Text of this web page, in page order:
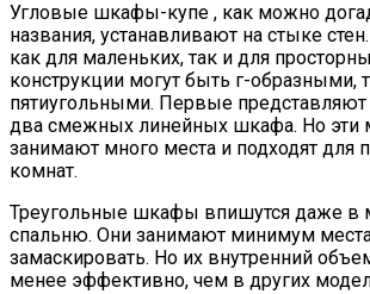
Угловые шкафы-купе , как можно
названия, устанавливают на стыке
как для маленьких, так и для
конструкции могут быть г-образными,
пятиугольными. Первые
два смежных линейных шкафа. Но эти
занимают много места и подходят для
комнат.
Треугольные шкафы впишутся даже в
спальню. Они занимают минимум
замаскировать. Но их внутренний
менее эффективно, чем в других